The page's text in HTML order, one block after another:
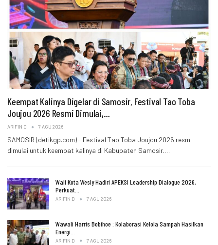
Keempat Kalinya Digelar di Samosir, Festival Tao Toba
Joujou 2026 Resmi Dimulai,…
ARIFIN D 7 AGU 2026
SAMOSIR (detikgp.com) - Festival Tao Toba Joujou 2026 resmi
dimulai untuk keempat kalinya di Kabupaten Samosir.…
Wali Kota Wesly Hadiri APEKSI Leadership Dialogue 2026,
Perkuat…
ARIFIN D 7 AGU 2026
Wawali Harris Bobihoe : Kolaborasi Kelola Sampah Hasilkan
Energi…
ARIFIN D 7 AGU 2026